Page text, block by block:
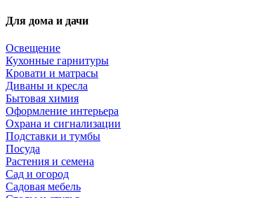
Для дома и дачи
Освещение
Кухонные гарнитуры
Кровати и матрасы
Диваны и кресла
Бытовая химия
Оформление интерьера
Охрана и сигнализации
Подставки и тумбы
Посуда
Растения и семена
Сад и огород
Садовая мебель